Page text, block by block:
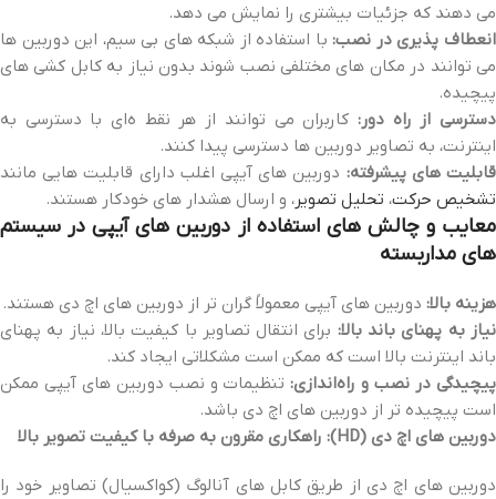
می‌ دهند که جزئیات بیشتری را نمایش می‌ دهد.
انعطاف‌ پذیری در نصب:با استفاده از شبکه‌ های بی‌ سیم، این دوربین‌ ها
می‌ توانند در مکان‌ های مختلفی نصب شوند بدون نیاز به کابل‌ کشی‌ های
پیچیده.
دسترسی از راه دور: کاربران می‌ توانند از هر نقط ه‌ای با دسترسی به
اینترنت، به تصاویر دوربین‌ ها دسترسی پیدا کنند.
قابلیت‌ های پیشرفته: دوربین‌ های آیپی اغلب دارای قابلیت‌ هایی مانند
تشخیص حرکت، تحلیل تصویر، و ارسال هشدار های خودکار هستند.
معایب و چالش‌ های استفاده از دوربین‌ های آیپی در سیستم‌
های مداربسته
هزینه بالا: دوربین‌ های آیپی معمولاً گران‌ تر از دوربین‌ های اچ‌ دی هستند.
نیاز به پهنای باند بالا: برای انتقال تصاویر با کیفیت بالا، نیاز به پهنای
باند اینترنت بالا است که ممکن است مشکلاتی ایجاد کند.
پیچیدگی در نصب و راه‌اندازی:تنظیمات و نصب دوربین‌ های آیپی ممکن
است پیچیده‌ تر از دوربین‌ های اچ‌ دی باشد.
دوربین‌ های اچ‌ دی (HD): راهکاری مقرون به صرفه با کیفیت تصویر بالا
دوربین‌ های اچ‌ دی از طریق کابل‌ های آنالوگ (کواکسیال) تصاویر خود را